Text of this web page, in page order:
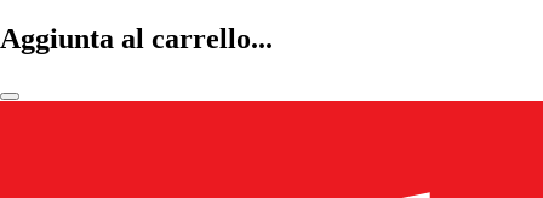
Aggiunta al carrello...